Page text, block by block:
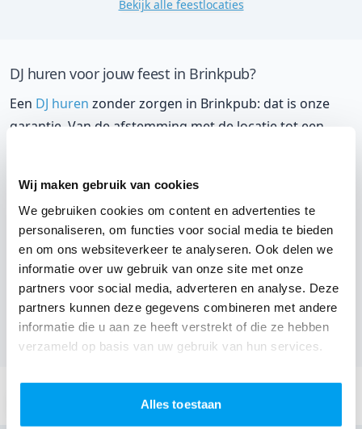
Wij maken gebruik van cookies
We gebruiken cookies om content en advertenties te
personaliseren, om functies voor social media te bieden
en om ons websiteverkeer te analyseren. Ook delen we
informatie over uw gebruik van onze site met onze
partners voor social media, adverteren en analyse. Deze
partners kunnen deze gegevens combineren met andere
informatie die u aan ze heeft verstrekt of die ze hebben
verzameld op basis van uw gebruik van hun services.
Alles toestaan
Bekijk alle feestlocaties
DJ huren voor jouw feest in Brinkpub?
Een DJ huren zonder zorgen in Brinkpub: dat is onze
garantie. Van de afstemming met de locatie tot een
weten wat het kost.
EenDJ boeken uit Drenthewas nog nooit zo makkelijk.
Daarom kun je bij ons online de prijs berekenen voor
jouw feest. Ook kun je nu boeken of een vrijblijvende
offerte aanvragen. Huur de beste DJ uit Ruinen en
omgeving, en check dus direct
onze prijzen voor jouw
DJ.
info@thedjcompany.nl